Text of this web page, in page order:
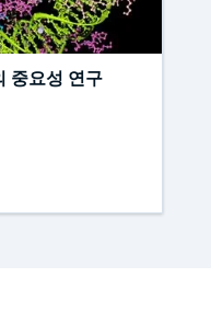
중요성 연구